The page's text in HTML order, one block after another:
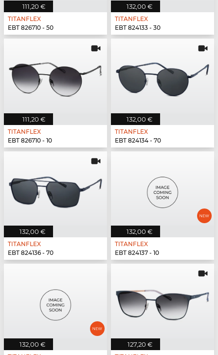
111,20 €
TITANFLEX
EBT 826710 - 50
132,00 €
TITANFLEX
EBT 824133 - 30
111,20 €
TITANFLEX
EBT 826710 - 10
132,00 €
TITANFLEX
EBT 824134 - 70
132,00 €
TITANFLEX
EBT 824136 - 70
132,00 €
TITANFLEX
EBT 824137 - 10
132,00 € 127,20 €